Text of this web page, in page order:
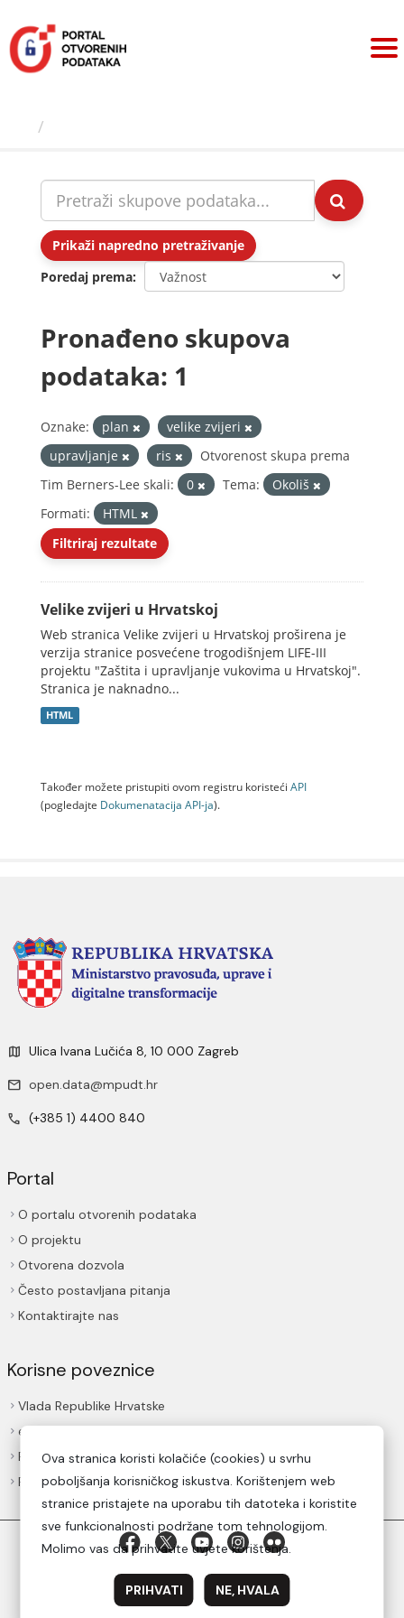
sadržaj
Prikaži napredno pretraživanje
Poredaj prema
Pronađeno skupova
podataka: 1
Oznake: plan
velike zvijeri
upravljanje
ris
Otvorenost skupa prema
Tim Berners-Lee skali:
0 Tema:
Okoliš
Formati:
HTML
Filtriraj rezultate
Velike zvijeri u Hrvatskoj
Web stranica Velike zvijeri u Hrvatskoj proširena je
verzija stranice posvećene trogodišnjem LIFE-III
projektu "Zaštita i upravljanje vukovima u Hrvatskoj".
Stranica je naknadno...
HTML
Također možete pristupiti ovom registru koristeći API
(pogledajte Dokumenаtаcijа API-jа).